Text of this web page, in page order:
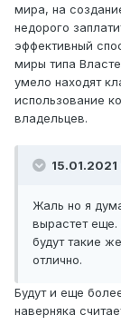
мира, на
недорого
эффективный
миры типа
умело находят
использование
владельцев.
15.01.2021
Жаль но я
вырастет
будут такие
отлично.
Будут и еще
наверняка